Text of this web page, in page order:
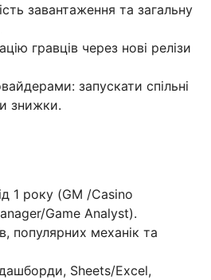
завантаження та загальну
гравців через нові релізи
запускати спільні
знижки.
1 року (GM /Casino
Game Analyst).
популярних механік та
Sheets/Excel,